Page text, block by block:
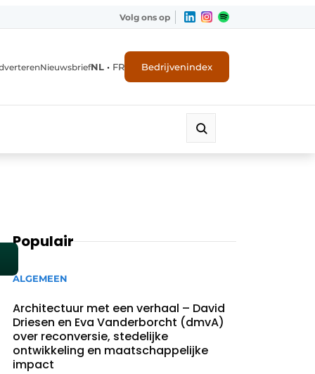
Volg ons op
NieuwsbriefNL • FR Bedrijvenindex
Populair
ALGEMEEN
Architectuur met een verhaal – David
Driesen en Eva Vanderborcht (dmvA)
over reconversie, stedelijke
ontwikkeling en maatschappelijke
impact